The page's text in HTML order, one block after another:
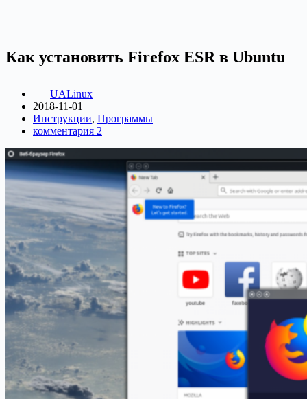
Как установить Firefox ESR в Ubuntu
UALinux
2018-11-01
Инструкции, Программы
комментария 2